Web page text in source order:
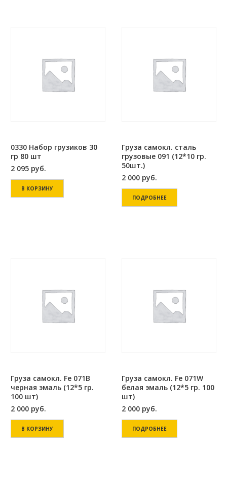
0330 Набор грузиков 30
гр 80 шт
2 095 руб.
В КОРЗИНУ
Груза самокл. сталь
грузовые 091 (12*10 гр.
50шт.)
2 000 руб.
ПОДРОБНЕЕ
Груза самокл. Fe 071В
черная эмаль (12*5 гр.
100 шт)
2 000 руб.
В КОРЗИНУ
Груза самокл. Fe 071W
белая эмаль (12*5 гр. 100
шт)
2 000 руб.
ПОДРОБНЕЕ